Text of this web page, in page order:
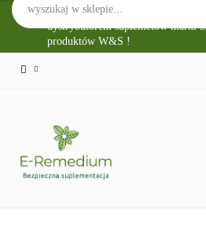
Sklep Internetowy E-Remedium jest
dystrybutorem suplemetów marki
produktów W&S !